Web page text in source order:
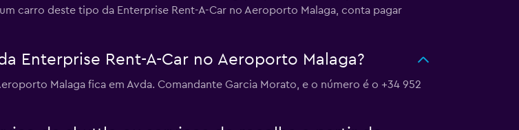
carro deste tipo da Enterprise Rent-A-Car no Aeroporto Malaga, conta pagar
Enterprise Rent-A-Car no Aeroporto Malaga?
Malaga fica em Avda. Comandante Garcia Morato, e o número é o +34 952